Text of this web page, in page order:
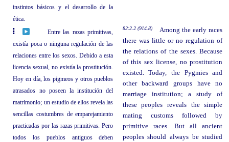
instintos básicos y el desarrollo de la
ética.
Entre las razas primitivas,
existía poca o ninguna regulación de las
relaciones entre los sexos. Debido a esta
licencia sexual, no existía la prostitución.
Hoy en día, los pigmeos y otros pueblos
atrasados no poseen la institución del
matrimonio; un estudio de ellos revela las
sencillas costumbres de emparejamiento
practicadas por las razas primitivas. Pero
todos los pueblos antiguos deben
82:2.2 (914.8)
Among the early races
there was little or no regulation of
the relations of the sexes. Because
of this sex license, no prostitution
existed. Today, the Pygmies and
other backward groups have no
marriage institution; a study of
these peoples reveals the simple
mating customs followed by
primitive races. But all ancient
peoples should always be studied